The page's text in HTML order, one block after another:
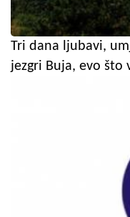
Tri dana ljubavi,
jezgri Buja, evo što